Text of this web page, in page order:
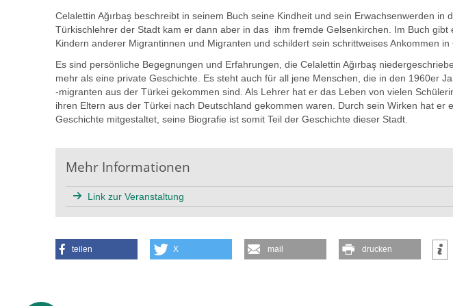
Celalettin Ağırbaş beschreibt in seinem Buch seine Kindheit und sein Erwachsenwerden in
Türkischlehrer der Stadt kam er dann aber in das ihm fremde Gelsenkirchen. Im Buch gibt
Kindern anderer Migrantinnen und Migranten und schildert sein schrittweises Ankommen in
Es sind persönliche Begegnungen und Erfahrungen, die Celalettin Ağırbaş
mehr als eine private Geschichte. Es steht auch für all jene Menschen, die in den 1960er
-migranten aus der Türkei gekommen sind. Als Lehrer hat er das Leben von vielen
ihren Eltern aus der Türkei nach Deutschland gekommen waren. Durch sein Wirken hat er
Geschichte mitgestaltet, seine Biografie ist somit Teil der Geschichte dieser Stadt.
Mehr Informationen
Link zur Veranstaltung
teilen X mail drucken